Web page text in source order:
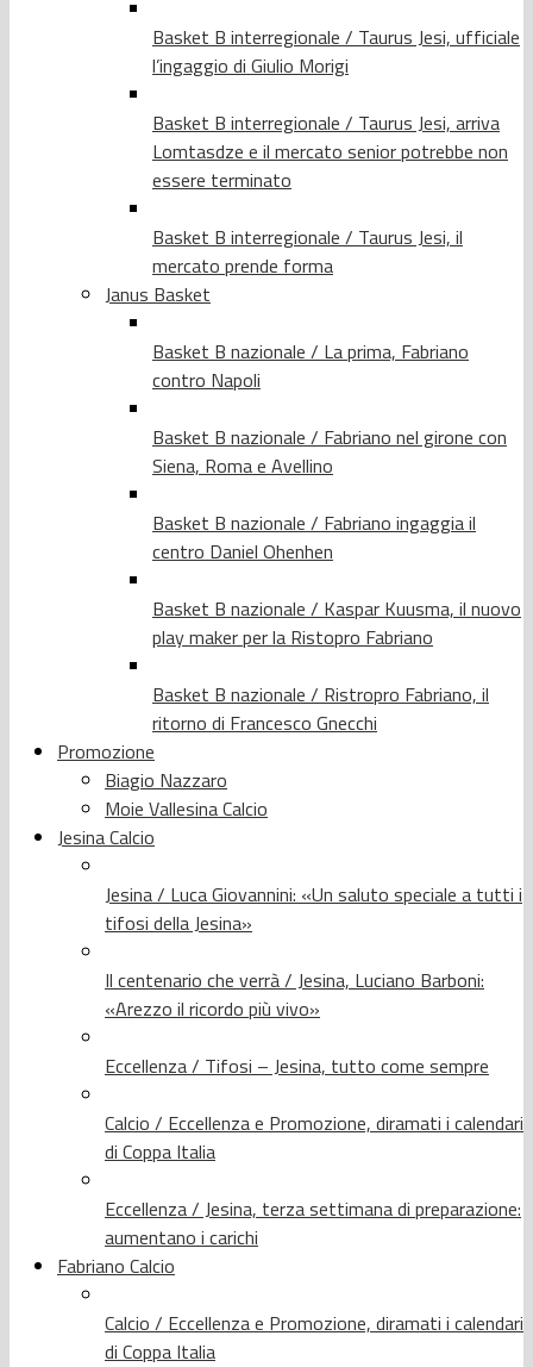
Basket B interregionale / Taurus Jesi, ufficiale
l’ingaggio di Giulio Morigi
Basket B interregionale / Taurus Jesi, arriva
Lomtasdze e il mercato senior potrebbe non
essere terminato
Basket B interregionale / Taurus Jesi, il
mercato prende forma
Janus Basket
Basket B nazionale / La prima, Fabriano
contro Napoli
Basket B nazionale / Fabriano nel girone con
Siena, Roma e Avellino
Basket B nazionale / Fabriano ingaggia il
centro Daniel Ohenhen
Basket B nazionale / Kaspar Kuusma, il nuovo
play maker per la Ristopro Fabriano
Basket B nazionale / Ristropro Fabriano, il
ritorno di Francesco Gnecchi
Promozione
Biagio Nazzaro
Moie Vallesina Calcio
Jesina Calcio
Jesina / Luca Giovannini: «Un saluto speciale a tutti i
tifosi della Jesina»
Il centenario che verrà / Jesina, Luciano Barboni:
«Arezzo il ricordo più vivo»
Eccellenza / Tifosi – Jesina, tutto come sempre
Calcio / Eccellenza e Promozione, diramati i calendari
di Coppa Italia
Eccellenza / Jesina, terza settimana di preparazione:
aumentano i carichi
Fabriano Calcio
Calcio / Eccellenza e Promozione, diramati i calendari
di Coppa Italia